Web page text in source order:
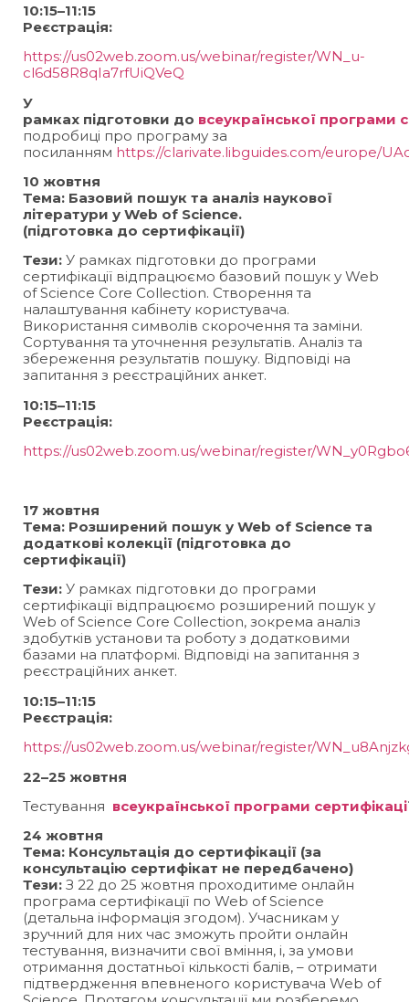
10:15–11:15
Реєстрація:
https://us02web.zoom.us/webinar/register/WN_u-
cl6d58R8qIa7rfUiQVeQ
У
рамках підготовки до всеукраїнської програми
подробиці про програму за
посиланням https://clarivate.libguides.com/europe/
10 жовтня
Тема: Базовий пошук та аналіз наукової
літератури у Web of Science.
(підготовка до сертифікації)
Тези: У рамках підготовки до програми
сертифікації відпрацюємо базовий пошук у Web
of Science Core Collection. Створення та
налаштування кабінету користувача.
Використання символів скорочення та заміни.
Сортування та уточнення результатів. Аналіз та
збереження результатів пошуку. Відповіді на
запитання з реєстраційних анкет.
10:15–11:15
Реєстрація:
https://us02web.zoom.us/webinar/register/
17 жовтня
Тема: Розширений пошук у Web of Science та
додаткові колекції (підготовка до
сертифікації)
Тези: У рамках підготовки до програми
сертифікації відпрацюємо розширений пошук у
Web of Science Core Collection, зокрема аналіз
здобутків установи та роботу з додатковими
базами на платформі. Відповіді на запитання з
реєстраційних анкет.
10:15–11:15
Реєстрація:
https://us02web.zoom.us/webinar/register/
22–25 жовтня
Тестування всеукраїнської програми сертифікаці
24 жовтня
Тема: Консультація до сертифікації (за
консультацію сертифікат не передбачено)
Тези: З 22 до 25 жовтня проходитиме онлайн
програма сертифікації по Web of Science
(детальна інформація згодом). Учасникам у
зручний для них час зможуть пройти онлайн
тестування, визначити свої вміння, і, за умови
отримання достатньої кількості балів, – отримати
підтвердження впевненого користувача Web of